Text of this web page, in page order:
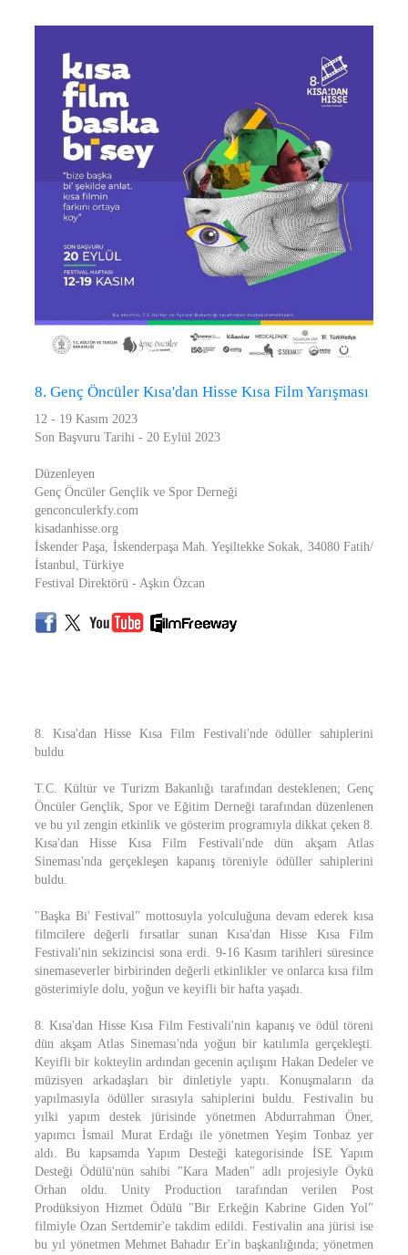
8. Genç Öncüler Kısa'dan Hisse Kısa Film Yarışması
12 - 19 Kasım 2023
Son Başvuru Tarihi - 20 Eylül 2023
Düzenleyen
Genç Öncüler Gençlik ve Spor Derneği
genconculerkfy.com
kisadanhisse.org
İskender Paşa, İskenderpaşa Mah. Yeşiltekke Sokak, 34080 Fatih/
İstanbul, Türkiye
Festival Direktörü - Aşkın Özcan
8. Kısa'dan Hisse Kısa Film Festivali'nde ödüller sahiplerini
buldu
T.C. Kültür ve Turizm Bakanlığı tarafından desteklenen; Genç
Öncüler Gençlik, Spor ve Eğitim Derneği tarafından düzenlenen
ve bu yıl zengin etkinlik ve gösterim programıyla dikkat çeken 8.
Kısa'dan Hisse Kısa Film Festivali'nde dün akşam Atlas
Sineması'nda gerçekleşen kapanış töreniyle ödüller sahiplerini
buldu.
"Başka Bi' Festival" mottosuyla yolculuğuna devam ederek kısa
filmcilere değerli fırsatlar sunan Kısa'dan Hisse Kısa Film
Festivali'nin sekizincisi sona erdi. 9-16 Kasım tarihleri süresince
sinemaseverler birbirinden değerli etkinlikler ve onlarca kısa film
gösterimiyle dolu, yoğun ve keyifli bir hafta yaşadı.
8. Kısa'dan Hisse Kısa Film Festivali'nin kapanış ve ödül töreni
dün akşam Atlas Sineması'nda yoğun bir katılımla gerçekleşti.
Keyifli bir kokteylin ardından gecenin açılışını Hakan Dedeler ve
müzisyen arkadaşları bir dinletiyle yaptı. Konuşmaların da
yapılmasıyla ödüller sırasıyla sahiplerini buldu. Festivalin bu
yılki yapım destek jürisinde yönetmen Abdurrahman Öner,
yapımcı İsmail Murat Erdağı ile yönetmen Yeşim Tonbaz yer
aldı. Bu kapsamda Yapım Desteği kategorisinde İSE Yapım
Desteği Ödülü'nün sahibi "Kara Maden" adlı projesiyle Öykü
Orhan oldu. Unity Production tarafından verilen Post
Prodüksiyon Hizmet Ödülü "Bir Erkeğin Kabrine Giden Yol"
filmiyle Ozan Sertdemir'e takdim edildi. Festivalin ana jürisi ise
bu yıl yönetmen Mehmet Bahadır Er'in başkanlığında; yönetmen